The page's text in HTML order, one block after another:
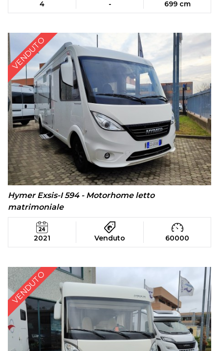
4 - 699 cm
VENDUTO
Hymer Exsis-I 594 - Motorhome letto
matrimoniale
2021 Venduto 60000
VENDUTO